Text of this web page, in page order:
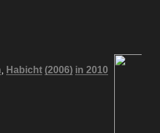
, Habicht (2006) in 2010